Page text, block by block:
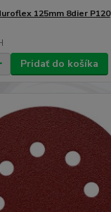
125mm 8dier P120
Pridať do košíka